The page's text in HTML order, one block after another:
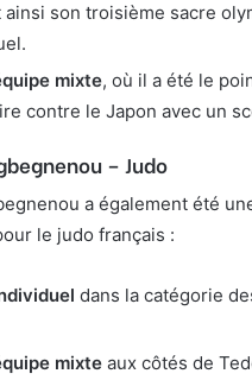
ainsi son troisième sacre
mixte, où il a été le
contre le Japon avec un
– Judo
a également été
le judo français :
dans la catégorie
mixte aux côtés de